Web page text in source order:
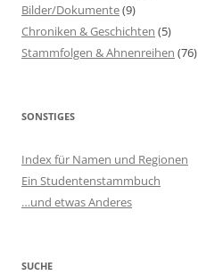
Bilder/Dokumente(9)
Chroniken & Geschichten (5)
Stammfolgen & Ahnenreihen (76)
SONSTIGES
Index für Namen und Regionen
Ein Studentenstammbuch
…und etwas Anderes
SUCHE